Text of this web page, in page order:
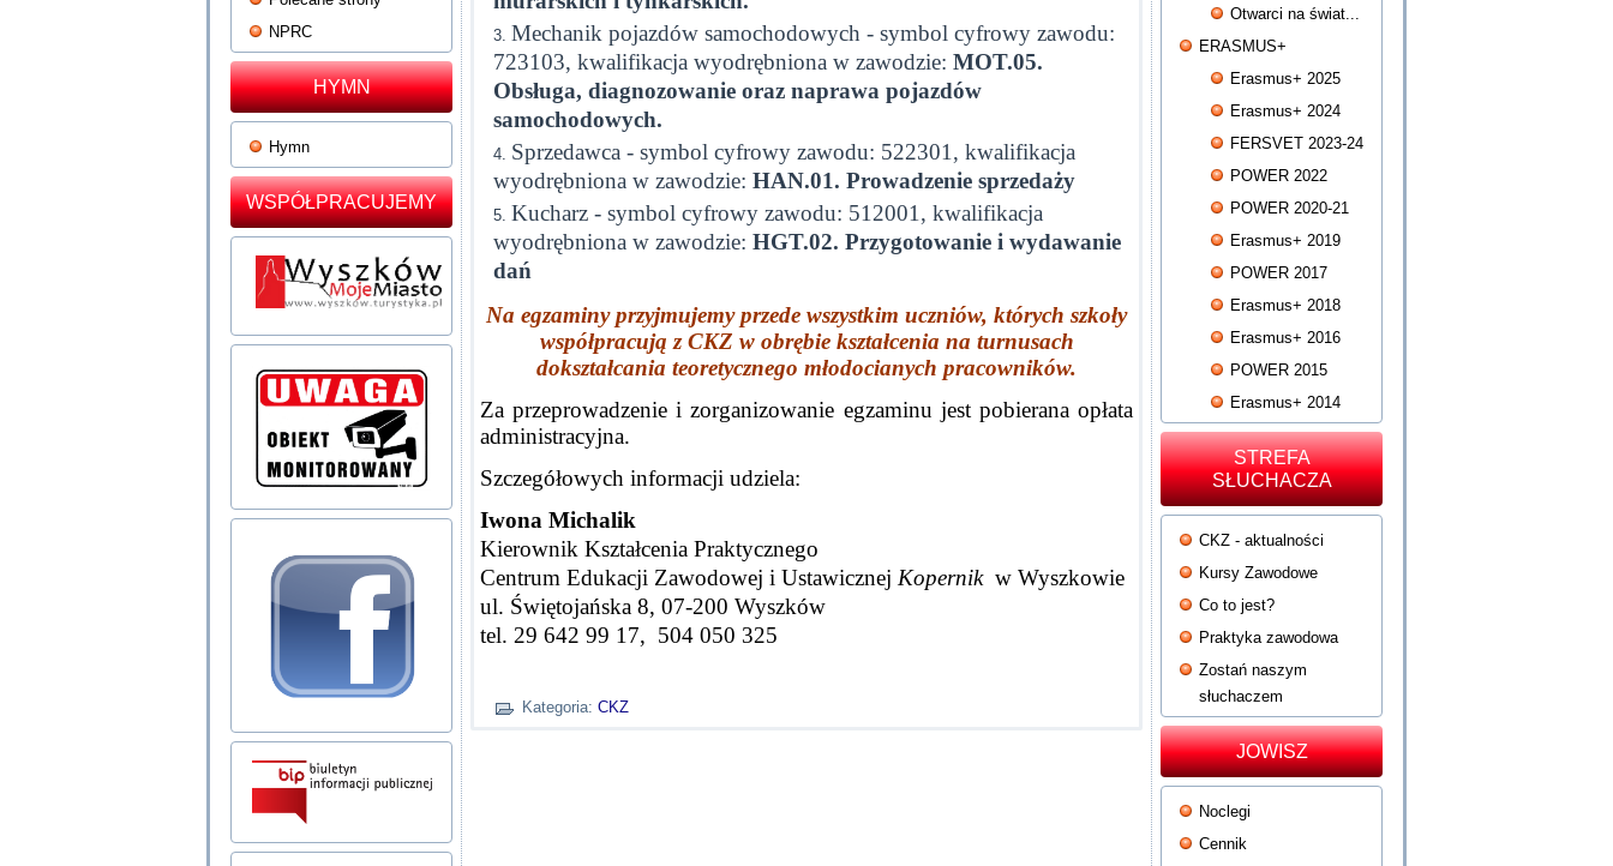
NPRC
HYMN
Hymn
WSPÓŁPRACUJEMY
Mechanik pojazdów samochodowych - symbol cyfrowy zawodu:
723103, kwalifikacja wyodrębniona w zawodzie: MOT.05.
Obsługa, diagnozowanie oraz naprawa pojazdów
samochodowych.
Sprzedawca - symbol cyfrowy zawodu: 522301, kwalifikacja
wyodrębniona w zawodzie: HAN.01. Prowadzenie sprzedaży
Kucharz - symbol cyfrowy zawodu: 512001, kwalifikacja
wyodrębniona w zawodzie: HGT.02. Przygotowanie i wydawanie
dań
Na egzaminy przyjmujemy przede wszystkim uczniów, których szkoły
współpracują z CKZ w obrębie kształcenia na turnusach
dokształcania teoretycznego młodocianych pracowników.
Za przeprowadzenie i zorganizowanie egzaminu jest pobierana opłata
administracyjna.
Szczegółowych informacji udziela:
Iwona Michalik
Kierownik Kształcenia Praktycznego
Centrum Edukacji Zawodowej i Ustawicznej Kopernikw Wyszkowie
ul. Świętojańska 8, 07-200 Wyszków
tel. 29 642 99 17, 504 050 325
Kategoria: CKZ
Otwarci na świat...
ERASMUS+
Erasmus+ 2025
Erasmus+ 2024
FERSVET 2023-24
POWER 2022
POWER 2020-21
Erasmus+ 2019
POWER 2017
Erasmus+ 2018
Erasmus+ 2016
POWER 2015
Erasmus+ 2014
STREFA
SŁUCHACZA
CKZ - aktualności
Kursy Zawodowe
Co to jest?
Praktyka zawodowa
Zostań naszym
słuchaczem
JOWISZ
Noclegi
Cennik